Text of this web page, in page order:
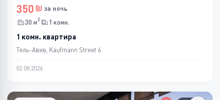
350
за ночь
30 м2 1 комн.
1 комн. квартира
Тель-Авив, Kaufmann Street 6
02.08.2026